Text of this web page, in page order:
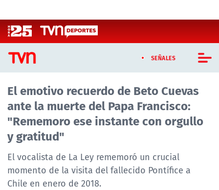
SEÑALES
CASTING MASTERCHEF CHILE
CASTING TVN VERTICAL
TVN VERTICAL
TVN PLAY
PROGRAMAS
El emotivo recuerdo de Beto Cuevas
ante la muerte del Papa Francisco:
"Rememoro ese instante con orgullo
y gratitud"
El vocalista de La Ley rememoró un crucial
momento de la visita del fallecido Pontífice a
Chile en enero de 2018.